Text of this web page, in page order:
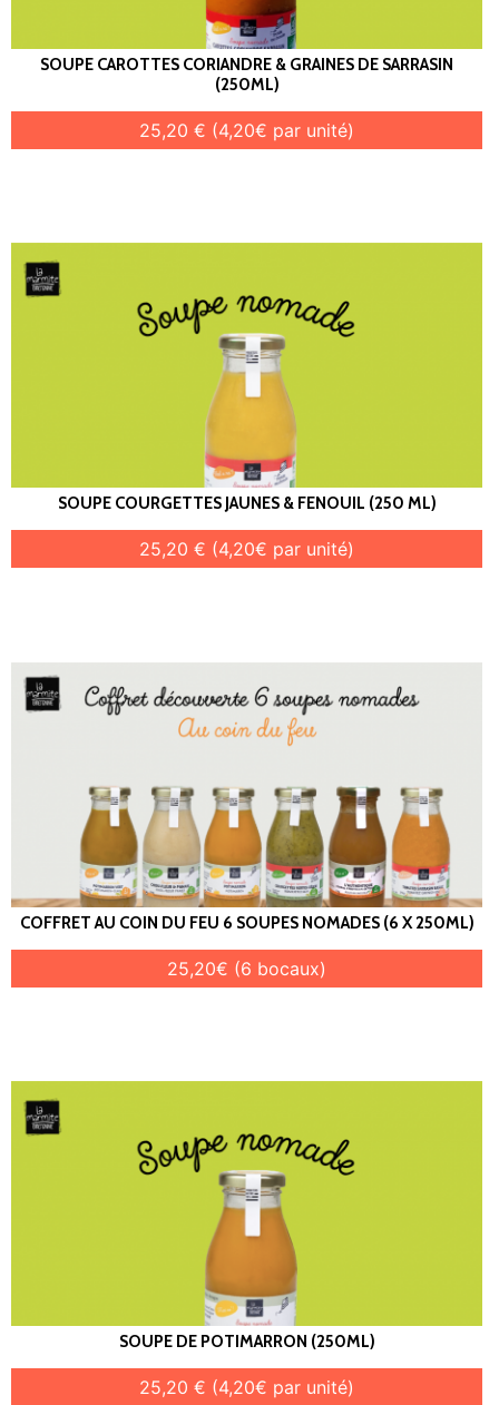
SOUPE CAROTTES CORIANDRE & GRAINES DE SARRASIN
(250ML)
25,20 € (4,20€ par unité)
SOUPE COURGETTES JAUNES & FENOUIL (250 ML)
25,20 € (4,20€ par unité)
COFFRET AU COIN DU FEU 6 SOUPES NOMADES (6 X 250ML)
25,20€ (6 bocaux)
SOUPE DE POTIMARRON (250ML)
25,20 € (4,20€ par unité)